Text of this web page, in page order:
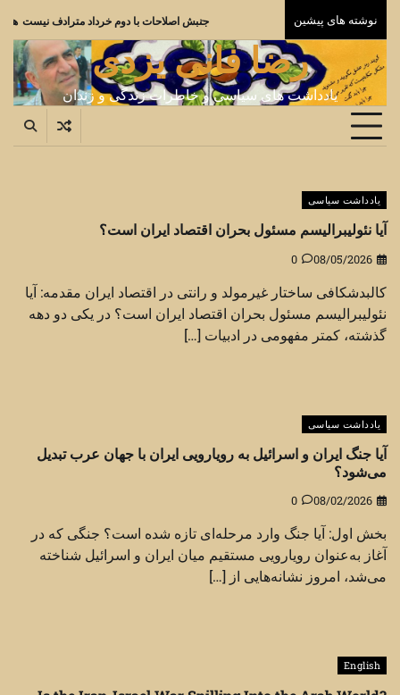
content
نوشته های پیشین جنبش اصلاحات با دوم
رضا فانی یزدی
یادداشت های سیاسی و خاطرات زندگی و زندان
یادداشت سیاسی
آیا نئولیبرالیسم مسئول بحران اقتصاد ایران است؟
08/05/2026
0
کالبدشکافی ساختار غیرمولد و رانتی در اقتصاد ایران مقدمه: آیا
نئولیبرالیسم مسئول بحران اقتصاد ایران است؟ در یکی دو دهه
گذشته، کمتر مفهومی در ادبیات […]
یادداشت سیاسی
آیا جنگ ایران و اسرائیل به رویارویی ایران با جهان عرب تبدیل
می‌شود؟
08/02/2026
0
بخش اول: آیا جنگ وارد مرحله‌ای تازه شده است؟ جنگی که در
آغاز به‌عنوان رویارویی مستقیم میان ایران و اسرائیل شناخته
می‌شد، امروز نشانه‌هایی از […]
English